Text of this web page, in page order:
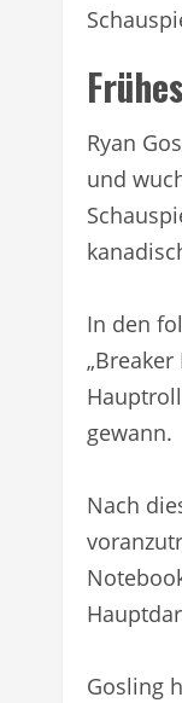
Ryan
und
In den
gewann.
Nach
Gosling